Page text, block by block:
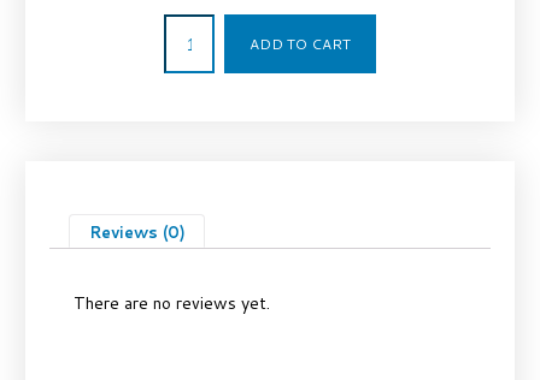
ADD TO CART
Reviews (0)
There are no reviews yet.